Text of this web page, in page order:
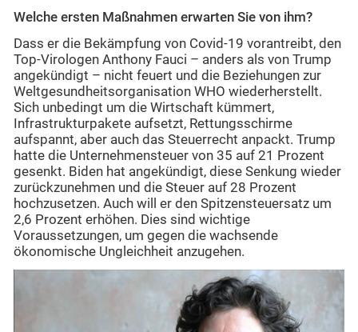
Welche ersten Maßnahmen erwarten Sie von ihm?
Dass er die Bekämpfung von Covid-19 vorantreibt, den
Top-Virologen Anthony Fauci – anders als von Trump
angekündigt – nicht feuert und die Beziehungen zur
Weltgesundheitsorganisation WHO wiederherstellt.
Sich unbedingt um die Wirtschaft kümmert,
Infrastrukturpakete aufsetzt, Rettungsschirme
aufspannt, aber auch das Steuerrecht anpackt. Trump
hatte die Unternehmensteuer von 35 auf 21 Prozent
gesenkt. Biden hat angekündigt, diese Senkung wieder
zurückzunehmen und die Steuer auf 28 Prozent
hochzusetzen. Auch will er den Spitzensteuersatz um
2,6 Prozent erhöhen. Dies sind wichtige
Voraussetzungen, um gegen die wachsende
ökonomische Ungleichheit anzugehen.